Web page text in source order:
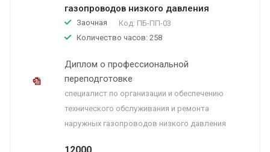
газопроводов низкого давления
Заочная Код: ПБ-ПП-03
Количество часов: 258
Диплом о профессиональной
переподготовке
специалист по организации и обеспечению
технического обслуживания и ремонта
наружных газопроводов низкого давления
12000